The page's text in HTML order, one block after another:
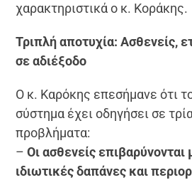
χαρακτηριστικά o κ. Κοράκης.
Τριπλή αποτυχία: Ασθενείς,
σε αδιέξοδο
Ο κ. Καρόκης επεσήμανε ότι
σύστημα έχει οδηγήσει σε
προβλήματα:
–Οι ασθενείς
ιδιωτικές δαπάνες και